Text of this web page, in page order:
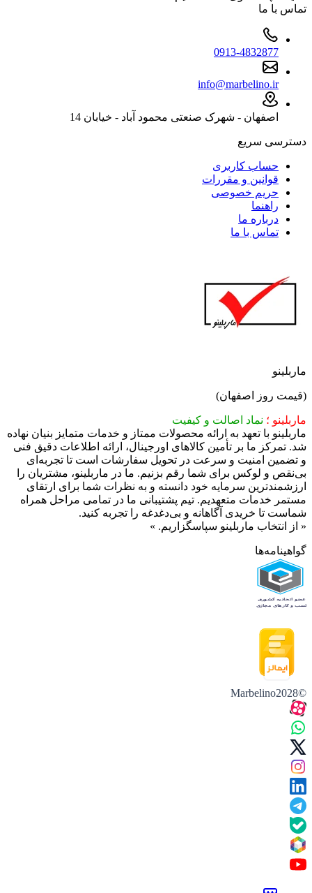
تماس با ما
0913-4832877
info@marbelino.ir
اصفهان - شهرک صنعتی محمود آباد - خیابان 14
دسترسی سریع
حساب کاربری
قوانین و مقررات
حریم خصوصی
راهنما
درباره ما
تماس با ما
ماربلینو
(قیمت روز اصفهان)
ماربلینو ؛ نماد اصالت و کیفیت​
ماربلینو با تعهد به ارائه محصولات ممتاز و خدمات متمایز بنیان نهاده
شد. تمرکز ما بر تأمین کالاهای اورجینال، ارائه اطلاعات دقیق فنی
و تضمین امنیت و سرعت در تحویل سفارشات است تا تجربه‌ای
بی‌نقص و لوکس برای شما رقم بزنیم.​ ما در ماربلینو، مشتریان را
ارزشمندترین سرمایه خود دانسته و به نظرات شما برای ارتقای
مستمر خدمات متعهدیم. تیم پشتیبانی ما در تمامی مراحل همراه
شماست تا خریدی آگاهانه و بی‌دغدغه را تجربه کنید.
« ​از انتخاب ماربلینو سپاسگزاریم. »
گواهینامه‌ها
©Marbelino2028